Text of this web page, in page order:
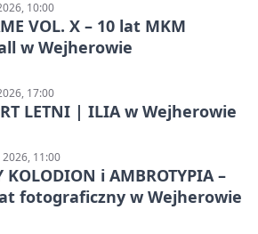
10:00
VOL. X – 10 lat MKM
w Wejherowie
17:00
LETNI | ILIA w Wejherowie
11:00
KOLODION i AMBROTYPIA –
fotograficzny w Wejherowie